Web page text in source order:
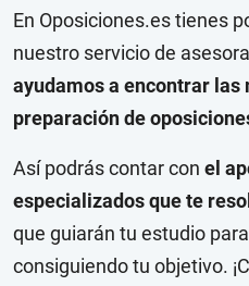
En Oposiciones.es tienes
nuestro servicio de
ayudamos a encontrar
preparación de
Así podrás contar con el
especializados que te
que guiarán tu estudio
consiguiendo tu objetivo.